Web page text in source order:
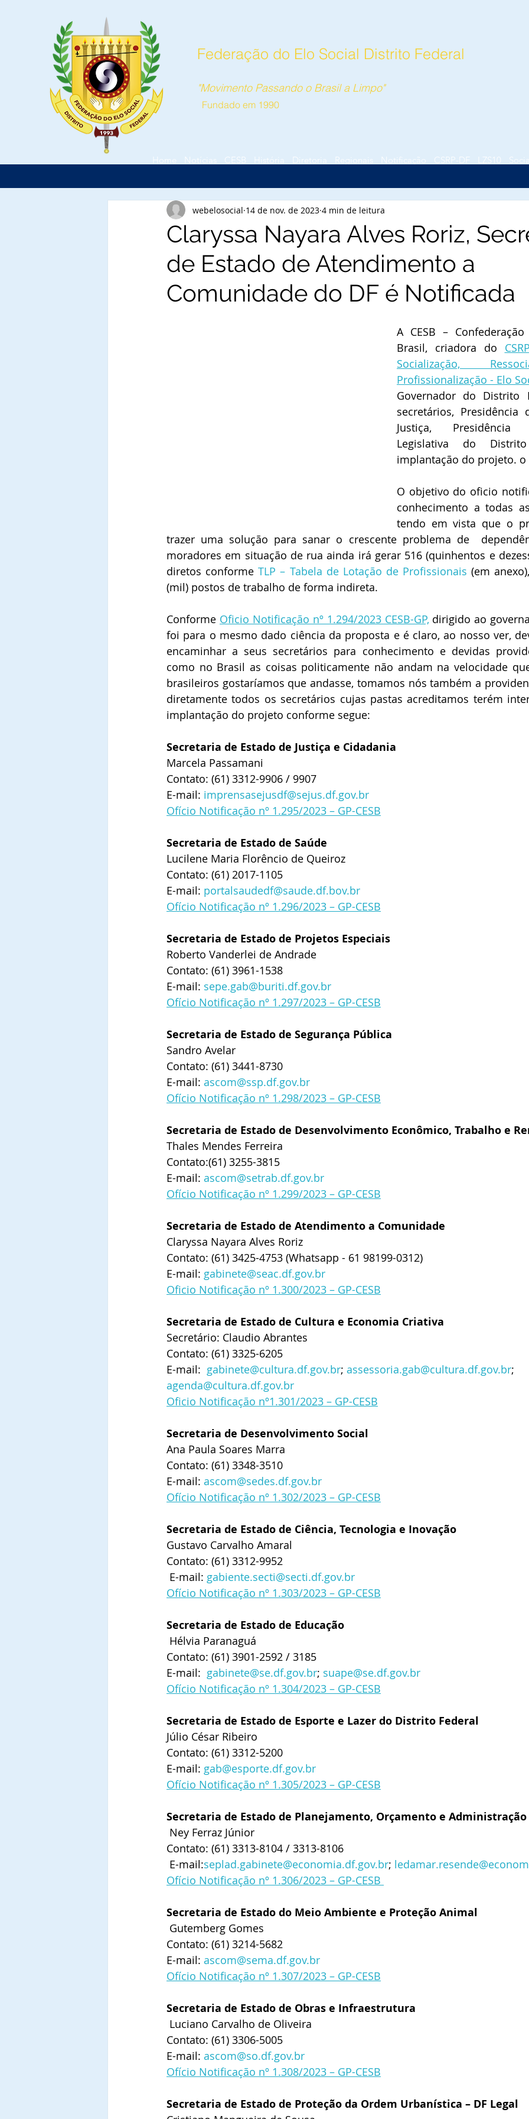
"Movimento Passando o Brasil a Limpo"
Fundado em 1990
Home Notícias CESB História Diretoria Regionais Notificação CSRP-DF LZS10
Federação do Elo Social Distrito Federal
Claryssa Nayara Alves Roriz,
de Estado de Atendimento a
Comunidade do DF é Notificada
webelosocial 14 de nov. de 2023 4 min de leitura
A CESB –
Brasil, criadora do
Socialização,
Profissionalização - Elo
Governador do Distrito
secretários, Presidência
Justiça,
Legislativa do
implantação do projeto.
O objetivo do oficio
conhecimento a todas
tendo em vista que o
trazer uma solução para sanar o crescente problema de
moradores em situação de rua ainda irá gerar 516 (quinhentos e
diretos conforme TLP – Tabela de Lotação de Profissionais (em
(mil) postos de trabalho de forma indireta.
Conforme Oficio Notificação nº 1.294/2023 CESB-GP, dirigido ao
foi para o mesmo dado ciência da proposta e é claro, ao nosso ver,
encaminhar a seus secretários para conhecimento e devidas
como no Brasil as coisas politicamente não andam na velocidade
brasileiros gostaríamos que andasse, tomamos nós também a
diretamente todos os secretários cujas pastas acreditamos terém
implantação do projeto conforme segue:
Secretaria de Estado de Justiça e Cidadania
Marcela Passamani
Contato: (61) 3312-9906 / 9907
E-mail: imprensasejusdf@sejus.df.gov.br
Ofício Notificação nº 1.295/2023 – GP-CESB
Secretaria de Estado de Saúde
Lucilene Maria Florêncio de Queiroz
Contato: (61) 2017-1105
E-mail: portalsaudedf@saude.df.bov.br
Ofício Notificação nº 1.296/2023 – GP-CESB
Secretaria de Estado de Projetos Especiais
Roberto Vanderlei de Andrade
Contato: (61) 3961-1538
E-mail: sepe.gab@buriti.df.gov.br
Ofício Notificação nº 1.297/2023 – GP-CESB
Secretaria de Estado de Segurança Pública
Sandro Avelar
Contato: (61) 3441-8730
E-mail: ascom@ssp.df.gov.br
Ofício Notificação nº 1.298/2023 – GP-CESB
Secretaria de Estado de Desenvolvimento Econômico, Trabalho e
Thales Mendes Ferreira
Contato:(61) 3255-3815
E-mail: ascom@setrab.df.gov.br
Ofício Notificação nº 1.299/2023 – GP-CESB
Secretaria de Estado de Atendimento a Comunidade
Claryssa Nayara Alves Roriz
Contato: (61) 3425-4753 (Whatsapp - 61 98199-0312)
E-mail: gabinete@seac.df.gov.br
Oficio Notificação nº 1.300/2023 – GP-CESB
Secretaria de Estado de Cultura e Economia Criativa
Secretário: Claudio Abrantes
Contato: (61) 3325-6205
E-mail: gabinete@cultura.df.gov.br; assessoria.gab@cultura.df.gov.br;
agenda@cultura.df.gov.br
Oficio Notificação nº1.301/2023 – GP-CESB
Secretaria de Desenvolvimento Social
Ana Paula Soares Marra
Contato: (61) 3348-3510
E-mail: ascom@sedes.df.gov.br
Ofício Notificação nº 1.302/2023 – GP-CESB
Secretaria de Estado de Ciência, Tecnologia e Inovação
Gustavo Carvalho Amaral
Contato: (61) 3312-9952
E-mail: gabiente.secti@secti.df.gov.br
Ofício Notificação nº 1.303/2023 – GP-CESB
Secretaria de Estado de Educação
Hélvia Paranaguá
Contato: (61) 3901-2592 / 3185
E-mail: gabinete@se.df.gov.br; suape@se.df.gov.br
Ofício Notificação nº 1.304/2023 – GP-CESB
Secretaria de Estado de Esporte e Lazer do Distrito Federal
Júlio César Ribeiro
Contato: (61) 3312-5200
E-mail: gab@esporte.df.gov.br
Ofício Notificação nº 1.305/2023 – GP-CESB
Secretaria de Estado de Planejamento, Orçamento e Administração
Ney Ferraz Júnior
Contato: (61) 3313-8104 / 3313-8106
E-mail:seplad.gabinete@economia.df.gov.br;
Ofício Notificação nº 1.306/2023 – GP-CESB
Secretaria de Estado do Meio Ambiente e Proteção Animal
Gutemberg Gomes
Contato: (61) 3214-5682
E-mail: ascom@sema.df.gov.br
Ofício Notificação nº 1.307/2023 – GP-CESB
Secretaria de Estado de Obras e Infraestrutura
Luciano Carvalho de Oliveira
Contato: (61) 3306-5005
E-mail: ascom@so.df.gov.br
Ofício Notificação nº 1.308/2023 – GP-CESB
Secretaria de Estado de Proteção da Ordem Urbanística – DF Legal